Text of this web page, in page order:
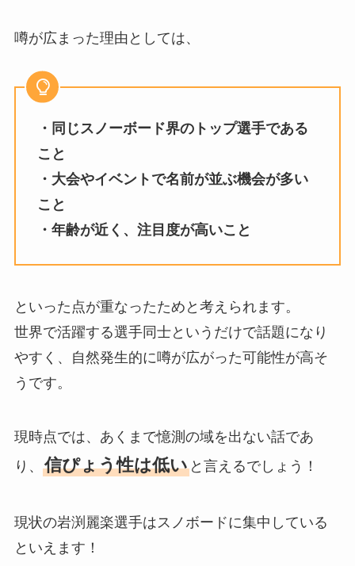
噂が広まった理由としては、
・同じスノーボード界のトップ選手である
こと
・大会やイベントで名前が並ぶ機会が多い
こと
・年齢が近く、注目度が高いこと
といった点が重なったためと考えられます。
世界で活躍する選手同士というだけで話題になり
やすく、自然発生的に噂が広がった可能性が高そ
うです。
現時点では、あくまで憶測の域を出ない話であ
り、 信ぴょう性は低いと言えるでしょう！
現状の岩渕麗楽選手はスノボードに集中している
といえます！